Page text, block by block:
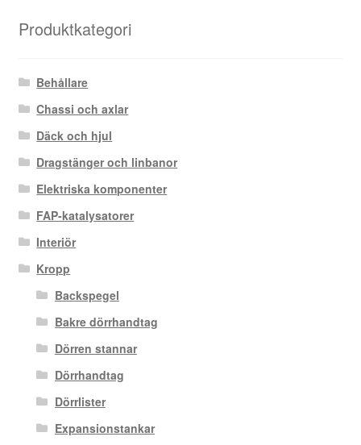
Produktkategori
Behållare
Chassi och axlar
Däck och hjul
Dragstänger och linbanor
Elektriska komponenter
FAP-katalysatorer
Interiör
Kropp
Backspegel
Bakre dörrhandtag
Dörren stannar
Dörrhandtag
Dörrlister
Expansionstankar